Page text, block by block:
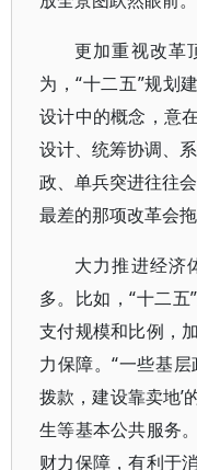
更加重视改革
为，“十二五”规划
设计中的概念，意
设计、统筹协调、
政、单兵突进往往
最差的那项改革会
大力推进经济
多。比如，“十二
支付规模和比例，
力保障。“一些基
拨款，建设靠卖地’
生等基本公共服务
财力保障，有利于